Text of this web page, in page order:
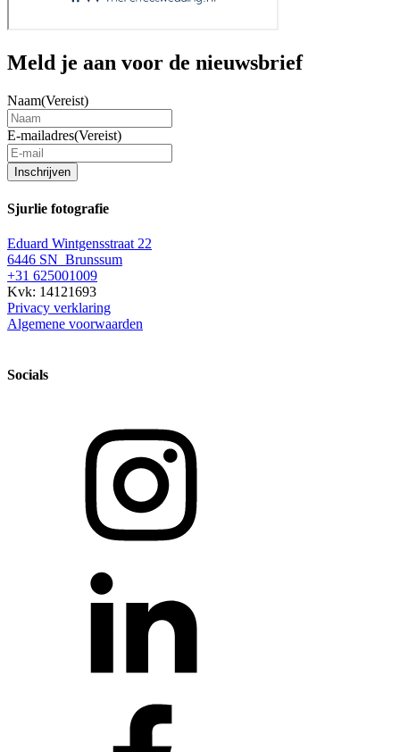
Meld je aan voor de nieuwsbrief
Naam(Vereist)
E-mailadres(Vereist)
Inschrijven
Sjurlie fotografie
Eduard Wintgensstraat 22
6446 SN Brunssum
+31 625001009
Kvk: 14121693
Privacy verklaring
Algemene voorwaarden
Socials